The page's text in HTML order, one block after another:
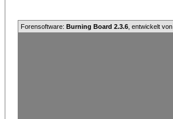
Forensoftware: Burning Board 2.3.6 , entwickelt von